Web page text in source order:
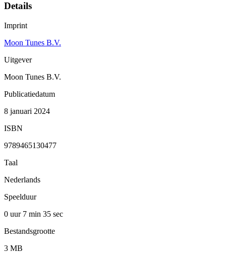
Details
Imprint
Moon Tunes B.V.
Uitgever
Moon Tunes B.V.
Publicatiedatum
8 januari 2024
ISBN
9789465130477
Taal
Nederlands
Speelduur
0 uur 7 min 35 sec
Bestandsgrootte
3 MB